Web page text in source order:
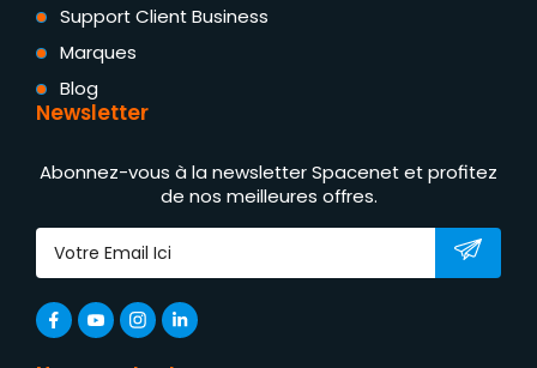
Support Client Business
Marques
Blog
Newsletter
Abonnez-vous à la newsletter Spacenet et profitez
de nos meilleures offres.